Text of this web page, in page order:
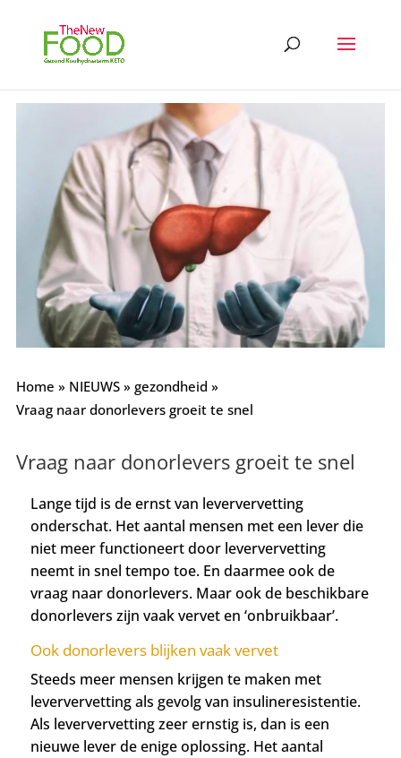
Home » NIEUWS» gezondheid »
Vraag naar donorlevers groeit te snel
Vraag naar donorlevers groeit te snel
Lange tijd is de ernst van leververvetting
onderschat. Het aantal mensen met een lever die
niet meer functioneert door leververvetting
neemt in snel tempo toe. En daarmee ook de
vraag naar donorlevers. Maar ook de beschikbare
donorlevers zijn vaak vervet en ‘onbruikbaar’.
Ook donorlevers blijken vaak vervet
Steeds meer mensen krijgen te maken met
leververvetting als gevolg van insulineresistentie.
Als leververvetting zeer ernstig is, dan is een
nieuwe lever de enige oplossing. Het aantal